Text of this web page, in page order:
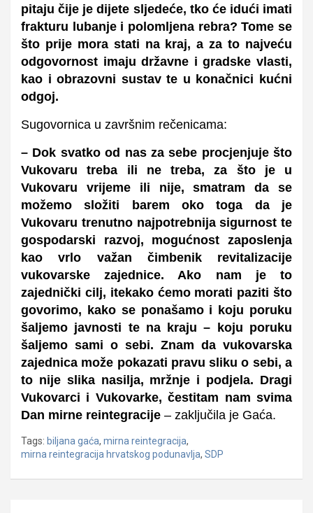
pitaju čije je dijete sljedeće, tko će idući imati
frakturu lubanje i polomljena rebra? Tome se
što prije mora stati na kraj, a za to najveću
odgovornost imaju državne i gradske vlasti,
kao i obrazovni sustav te u konačnici kućni
odgoj.
Sugovornica u završnim rečenicama:
– Dok svatko od nas za sebe procjenjuje što
Vukovaru treba ili ne treba, za što je u
Vukovaru vrijeme ili nije, smatram da se
možemo složiti barem oko toga da je
Vukovaru trenutno najpotrebnija sigurnost te
gospodarski razvoj, mogućnost zaposlenja
kao vrlo važan čimbenik revitalizacije
vukovarske zajednice. Ako nam je to
zajednički cilj, itekako ćemo morati paziti što
govorimo, kako se ponašamo i koju poruku
šaljemo javnosti te na kraju – koju poruku
šaljemo sami o sebi. Znam da vukovarska
zajednica može pokazati pravu sliku o sebi, a
to nije slika nasilja, mržnje i podjela. Dragi
Vukovarci i Vukovarke, čestitam nam svima
Dan mirne reintegracije – zaključila je Gaća.
Tags: biljana gaća, mirna reintegracija,
mirna reintegracija hrvatskog podunavlja, SDP